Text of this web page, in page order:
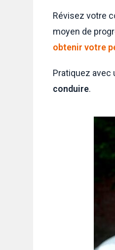
Révisez votre
moyen de
obtenir votre
Pratiquez avec
conduire.